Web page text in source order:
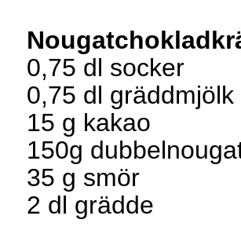
0,75 dl socker
0,75 dl
15 g kakao
150g dubbel
35 g smör
2 dl grädde